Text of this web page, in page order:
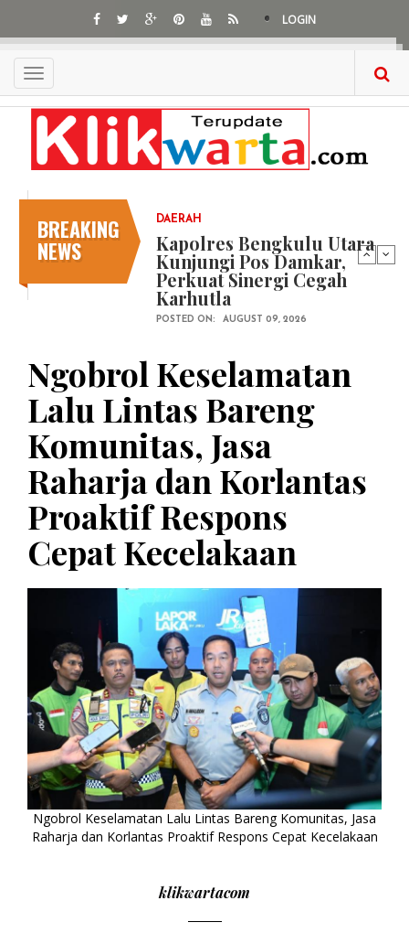
main
content
LOGIN
Toggle
navigation
BREAKING
NEWS
DAERAH
Kapolres Bengkulu Utara
Kunjungi Pos Damkar,
Perkuat Sinergi Cegah
Karhutla
POSTED ON: AUGUST 09, 2026
Ngobrol Keselamatan
Lalu Lintas Bareng
Komunitas, Jasa
Raharja dan Korlantas
Proaktif Respons
Cepat Kecelakaan
Ngobrol Keselamatan Lalu Lintas Bareng Komunitas, Jasa
Raharja dan Korlantas Proaktif Respons Cepat Kecelakaan
klikwartacom